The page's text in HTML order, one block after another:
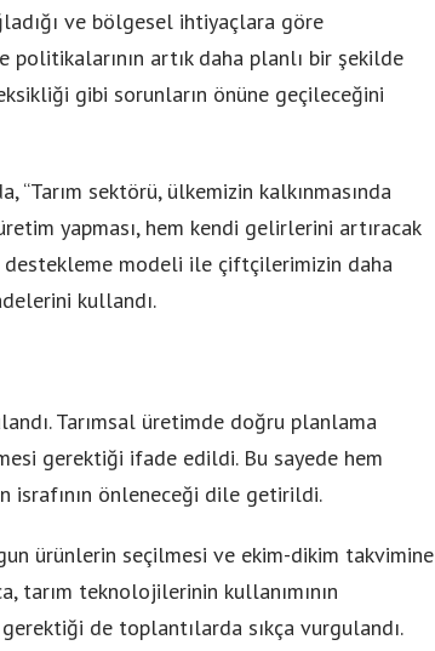
ve bölgesel ihtiyaçlara göre
artık daha planlı bir şekilde
gibi sorunların önüne geçileceğini
“Tarım sektörü, ülkemizin kalkınmasında
yapması, hem kendi gelirlerini artıracak
destekleme modeli ile çiftçilerimizin daha
kullandı.
Tarımsal üretimde doğru planlama
gerektiği ifade edildi. Bu sayede hem
israfının önleneceği dile getirildi.
ürünlerin seçilmesi ve ekim-dikim takvimine
tarım teknolojilerinin kullanımının
de toplantılarda sıkça vurgulandı.